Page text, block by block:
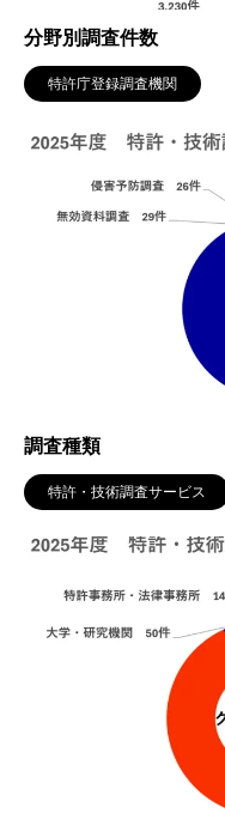
分野別調査件数
特許庁登録調査機関
調査種類
特許・技術調査サービス